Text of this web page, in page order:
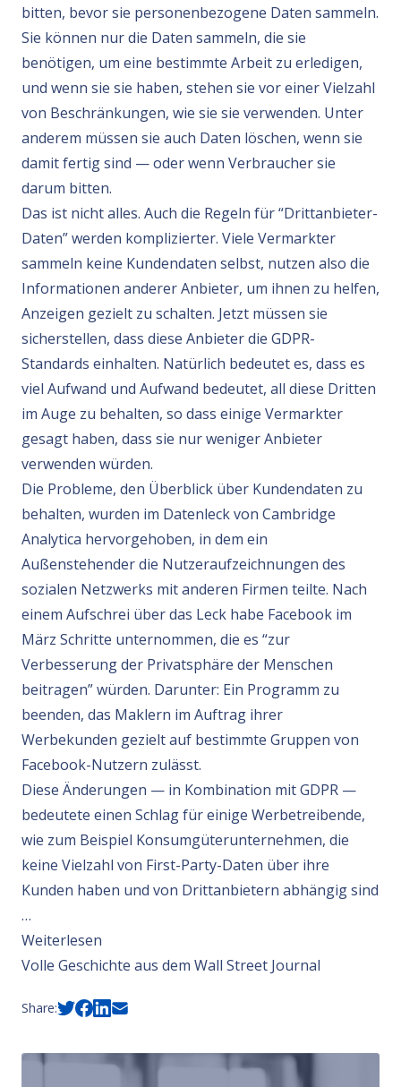
bitten, bevor sie personenbezogene Daten sammeln.
Sie können nur die Daten sammeln, die sie
benötigen, um eine bestimmte Arbeit zu erledigen,
und wenn sie sie haben, stehen sie vor einer Vielzahl
von Beschränkungen, wie sie sie verwenden. Unter
anderem müssen sie auch Daten löschen, wenn sie
damit fertig sind — oder wenn Verbraucher sie
darum bitten.
Das ist nicht alles. Auch die Regeln für “Drittanbieter-
Daten” werden komplizierter. Viele Vermarkter
sammeln keine Kundendaten selbst, nutzen also die
Informationen anderer Anbieter, um ihnen zu helfen,
Anzeigen gezielt zu schalten. Jetzt müssen sie
sicherstellen, dass diese Anbieter die GDPR-
Standards einhalten. Natürlich bedeutet es, dass es
viel Aufwand und Aufwand bedeutet, all diese Dritten
im Auge zu behalten, so dass einige Vermarkter
gesagt haben, dass sie nur weniger Anbieter
verwenden würden.
Die Probleme, den Überblick über Kundendaten zu
behalten, wurden im Datenleck von Cambridge
Analytica hervorgehoben, in dem ein
Außenstehender die Nutzeraufzeichnungen des
sozialen Netzwerks mit anderen Firmen teilte. Nach
einem Aufschrei über das Leck habe Facebook im
März Schritte unternommen, die es “zur
Verbesserung der Privatsphäre der Menschen
beitragen” würden. Darunter: Ein Programm zu
beenden, das Maklern im Auftrag ihrer
Werbekunden gezielt auf bestimmte Gruppen von
Facebook-Nutzern zulässt.
Diese Änderungen — in Kombination mit GDPR —
bedeutete einen Schlag für einige Werbetreibende,
wie zum Beispiel Konsumgüterunternehmen, die
keine Vielzahl von First-Party-Daten über ihre
Kunden haben und von Drittanbietern abhängig sind
…
Weiterlesen
Volle Geschichte aus dem Wall Street Journal
Share: